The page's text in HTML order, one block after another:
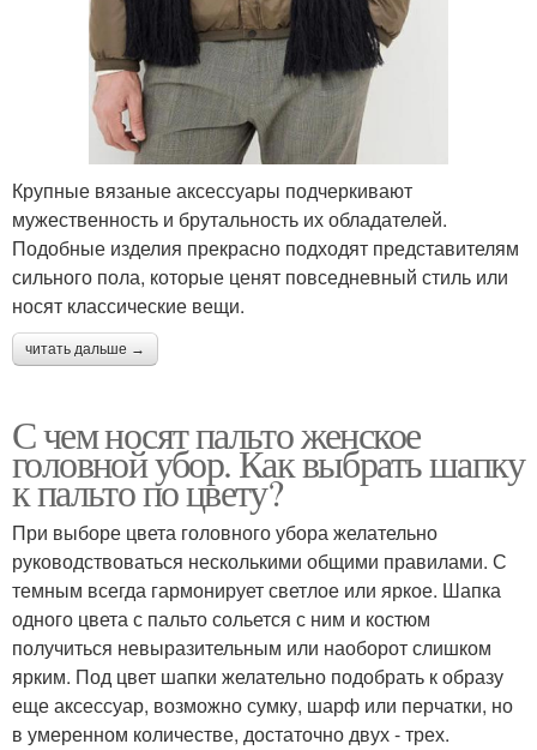
Крупные вязаные аксессуары подчеркивают
мужественность и брутальность их обладателей.
Подобные изделия прекрасно подходят представителям
сильного пола, которые ценят повседневный стиль или
носят классические вещи.
читать дальше →
С чем носят пальто женское
головной убор. Как выбрать шапку
к пальто по цвету?
При выборе цвета головного убора желательно
руководствоваться несколькими общими правилами. С
темным всегда гармонирует светлое или яркое. Шапка
одного цвета с пальто сольется с ним и костюм
получиться невыразительным или наоборот слишком
ярким. Под цвет шапки желательно подобрать к образу
еще аксессуар, возможно сумку, шарф или перчатки, но
в умеренном количестве, достаточно двух - трех.